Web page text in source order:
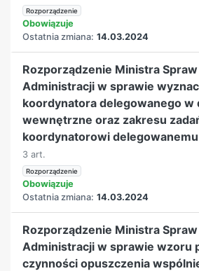
Rozporządzenie
Obowiązuje
Ostatnia zmiana: 14.03.2024
Rozporządzenie Ministra
Administracji w sprawie
koordynatora delegowanego w
wewnętrzne oraz zakresu
koordynatorowi
3 art.
Rozporządzenie
Obowiązuje
Ostatnia zmiana: 14.03.2024
Rozporządzenie Ministra
Administracji w sprawie wzoru
czynności opuszczenia